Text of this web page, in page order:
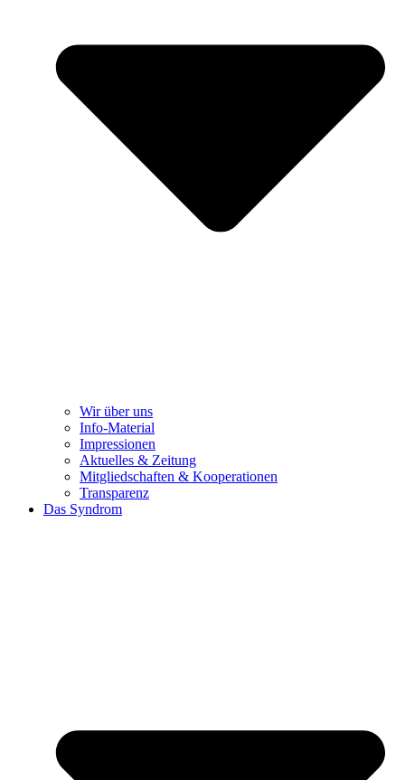
Wir über uns
Info-Material
Impressionen
Aktuelles & Zeitung
Mitgliedschaften & Kooperationen
Transparenz
Das Syndrom